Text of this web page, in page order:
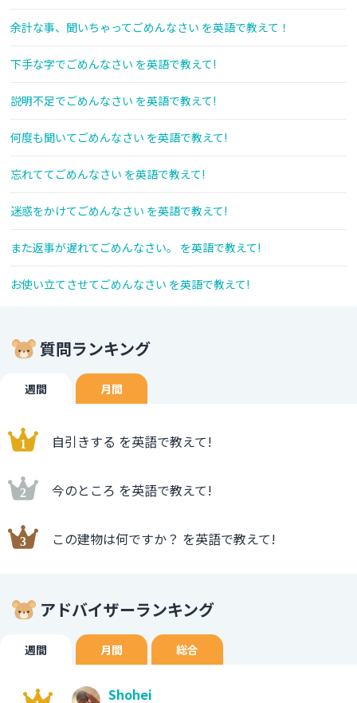
余計な事、聞いちゃってごめんなさい を英語で教えて！
下手な字でごめんなさい を英語で教えて!
説明不足でごめんなさい を英語で教えて!
何度も聞いてごめんなさい を英語で教えて!
忘れててごめんなさい を英語で教えて!
迷惑をかけてごめんなさい を英語で教えて!
また返事が遅れてごめんなさい。 を英語で教えて!
お使い立てさせてごめんなさい を英語で教えて!
質問ランキング
週間 月間
自引きする を英語で教えて!
今のところ を英語で教えて!
この建物は何ですか？ を英語で教えて!
アドバイザーランキング
週間 月間 総合
Shohei